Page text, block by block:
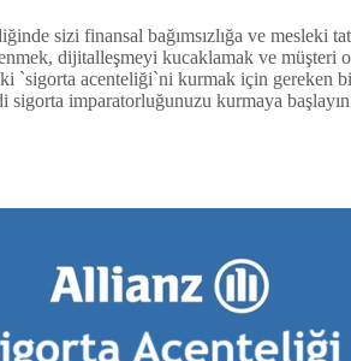
sizi finansal bağımsızlığa ve mesleki
dijitalleşmeyi kucaklamak ve müşteri
`sigorta acenteliği`ni kurmak için
sigorta imparatorluğunuzu kurmaya